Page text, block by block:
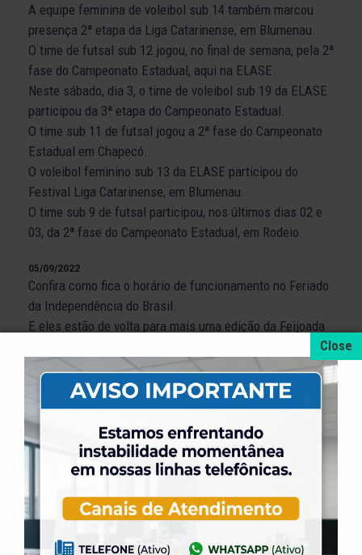
A equipe feminina de voleibol sub 14 também marcou
presença 2ª etapa da Liga Catarinense, em Blumenau.
O time de futsal sub 12 jogou, no final de semana, pela 2ª
fase do Campeonato Estadual, aqui na ELASE.
Neste sábado, dia 3, o time de voleibol sub 19 da ELASE
participou da 3ª etapa do Campeonato Estadual.
O time sub 11 de futsal jogou a 2ª fase do Campeonato
Estadual em Chapecó.
O voleibol feminino sub 13 da ELASE participou do
Festival Liga Catarinense, em Blumenau.
O time sub 9 de futsal participou, nos últimos dias 02 e
03, da 2ª fase do Campeonato Estadual, em Rodeio.
05/09/2022
Confira como fica o horário de funcionamento no Feriado
da Independência do Brasil.
E eles estão de volta para mais uma edição da Feijoada
A ELASE é campeã do regional sul dos joguinhos abertos
de vôlei masculino.
Programação Esportiva – Semana 05/09 a 11/09.
Resultados Esportivos – Semana 29/08 a 04/09.
04/09/2022
Nos dias 03/04 de Junho nossas equipes de futsal foram
a Jaraguá e Chapecó, confira os resultados:
Agosto